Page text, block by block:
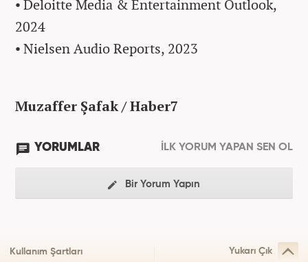
⦁ Deloitte Media & Entertainment Outlook,
2024
⦁ Nielsen Audio Reports, 2023
Muzaffer Şafak / Haber7
YORUMLAR İLK YORUM YAPAN SEN OL
Bir Yorum Yapın
Kullanım Şartları Yukarı Çık